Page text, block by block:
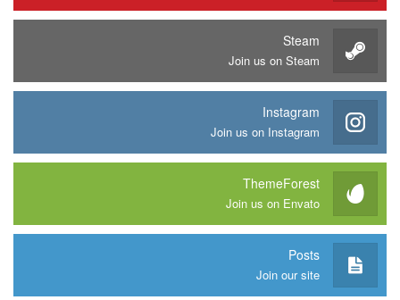
Steam
Join us on Steam
Instagram
Join us on Instagram
ThemeForest
Join us on Envato
Posts
Join our site